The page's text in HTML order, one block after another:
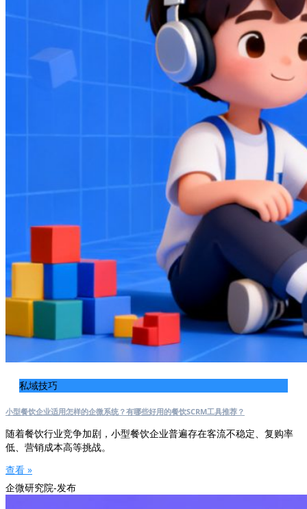
私域技巧
小型餐饮企业适用怎样的企微系统？有哪些好用的餐饮SCRM工具推荐？
随着餐饮行业竞争加剧，小型餐饮企业普遍存在客流不稳定、复购率
低、营销成本高等挑战。
查看 »
企微研究院-发布